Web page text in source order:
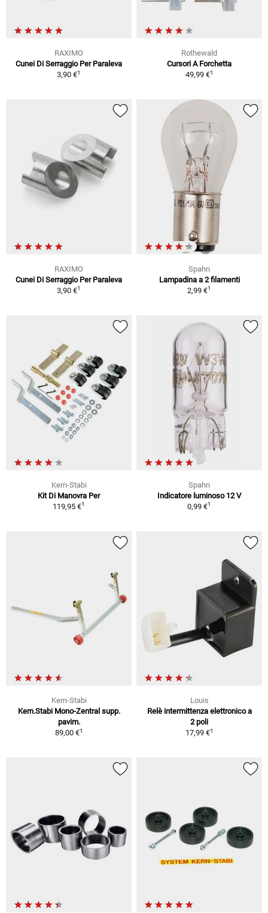
RAXIMO
Cunei Di Serraggio Per Paraleva
3,90 €1
Rothewald
Cursori A Forchetta
49,99 €1
RAXIMO
Cunei Di Serraggio Per Paraleva
3,90 €1
Spahn
Lampadina a 2 filamenti
2,99 €1
Kern-Stabi
Kit Di Manovra Per
119,95 €1
Spahn
Indicatore luminoso 12 V
0,99 €1
Kern-Stabi
Kern.Stabi Mono-Zentral supp.
pavim.
89,00 €1
Louis
Relè intermittenza elettronico a
2 poli
17,99 €1